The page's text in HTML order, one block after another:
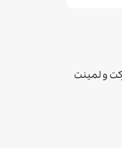
و لمينت